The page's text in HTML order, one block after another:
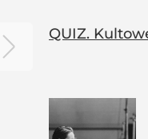
QUIZ.